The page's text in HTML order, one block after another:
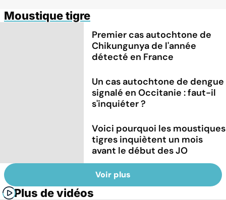
Moustique tigre
Premier cas autochtone de
Chikungunya de l'année
détecté en France
Un cas autochtone de dengue
signalé en Occitanie : faut-il
s'inquiéter ?
Voici pourquoi les moustiques
tigres inquiètent un mois
avant le début des JO
Voir plus
Plus de vidéos